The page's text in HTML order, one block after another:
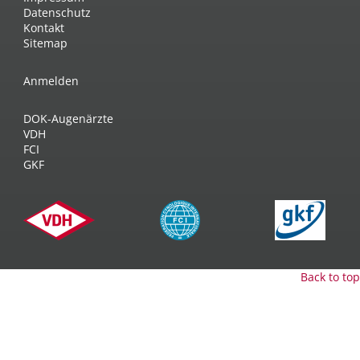
Datenschutz
Kontakt
Sitemap
Anmelden
DOK-Augenärzte
VDH
FCI
GKF
Back to top